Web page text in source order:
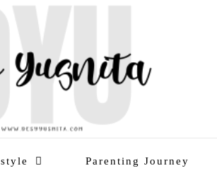
Parenting Journey